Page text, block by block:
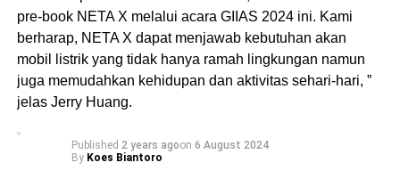
pre-book NETA X melalui acara GIIAS 2024 ini. Kami
berharap, NETA X dapat menjawab kebutuhan akan
mobil listrik yang tidak hanya ramah lingkungan namun
juga memudahkan kehidupan dan aktivitas sehari-hari, ”
jelas Jerry Huang.
Published 2 years agoon 6 August 2024
By Koes Biantoro